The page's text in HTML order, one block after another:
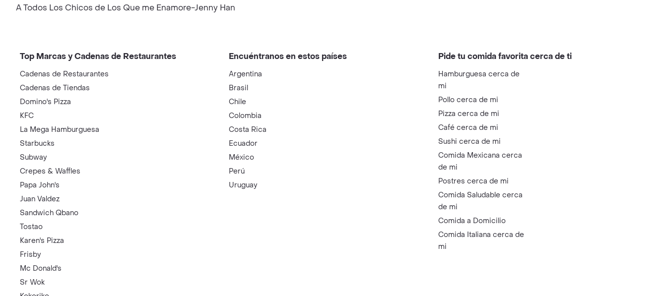
A Todos Los Chicos de Los Que me Enamore-Jenny Han
Top Marcas y Cadenas de Restaurantes
Cadenas de Restaurantes
Cadenas de Tiendas
Domino's Pizza
KFC
La Mega Hamburguesa
Starbucks
Subway
Crepes & Waffles
Papa John's
Juan Valdez
Sandwich Qbano
Tostao
Karen's Pizza
Frisby
Mc Donald's
Sr Wok
Encuéntranos en estos países
Argentina
Brasil
Chile
Colombia
Costa Rica
Ecuador
México
Perú
Uruguay
Pide tu comida favorita cerca de ti
Hamburguesa cerca de
mi
Pollo cerca de mi
Pizza cerca de mi
Café cerca de mi
Sushi cerca de mi
Comida Mexicana cerca
de mi
Postres cerca de mi
Comida Saludable cerca
de mi
Comida a Domicilio
Comida Italiana cerca de
mi